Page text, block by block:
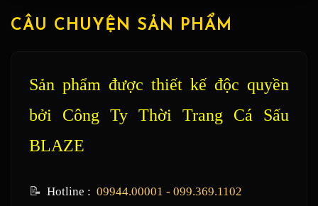
CÂU CHUYỆN SẢN PHẨM
Sản phẩm được thiết kế độc quyền
bởi Công Ty Thời Trang Cá Sấu
BLAZE
📝 Hotline : 09944.00001 - 099.369.1102